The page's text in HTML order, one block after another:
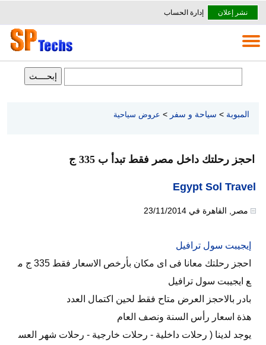
نشر إعلان إدارة الحساب
المبوبة > سياحة و سفر > عروض سياحية
احجز رحلتك داخل مصر فقط تبدأ ب 335 ج
Egypt Sol Travel
مصر القاهرة في 23/11/2014
إيجيبت سول ترافيل
احجز رحلتك معانا فى اى مكان بأرخص الاسعار فقط 335 ج م
ع ايجيبت سول ترافيل
بادر بالاحجز العرض متاح فقط لحين اكتمال العدد
هذة اسعار رأس السنة ونصف العام
يوجد لدينا ( رحلات داخلية - رحلات خارجية - رحلات شهر العس